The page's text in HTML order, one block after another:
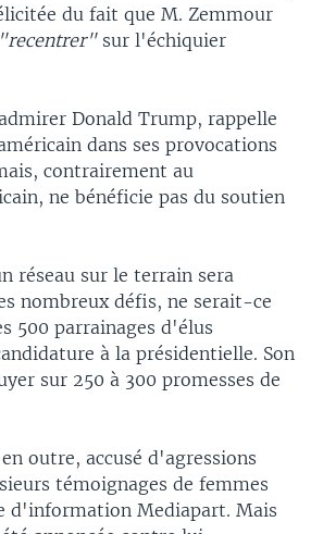
du fait que M. Zemmour
"recentrer"sur l'échiquier
Donald Trump, rappelle
dans ses provocations
contrairement au
ne bénéficie pas du soutien
réseau sur le terrain sera
nombreux défis, ne serait-ce
500 parrainages d'élus
à la présidentielle. Son
sur 250 à 300 promesses de
outre, accusé d'agressions
témoignages de femmes
d'information Mediapart. Mais